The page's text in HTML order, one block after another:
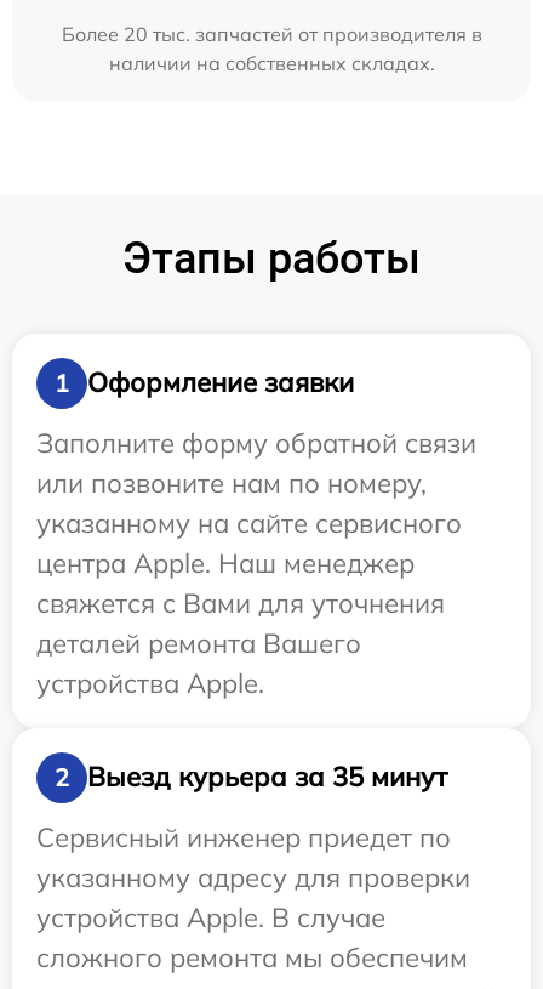
Более 20 тыс. запчастей от производителя в
наличии на собственных складах.
Этапы работы
1
Оформление заявки
Заполните форму обратной связи
или позвоните нам по номеру,
указанному на сайте сервисного
центра Apple. Наш менеджер
свяжется с Вами для уточнения
деталей ремонта Вашего
устройства Apple.
2
Выезд курьера за 35 минут
Сервисный инженер приедет по
указанному адресу для проверки
устройства Apple. В случае
сложного ремонта мы обеспечим